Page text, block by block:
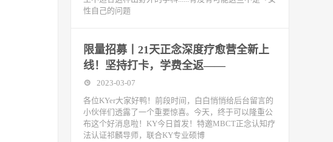
性自己的问题
限量招募丨21天正念深度疗愈营全新上
线！坚持打卡，学费全返——
2023-03-07
各位KYer大家好鸭！前段时间，白白悄悄给后台留言的
小伙伴们透露了一个重要惊喜。今天，终于可以隆重公
布这个好消息啦！KY今日首发！特邀MBCT正念认知疗
法认证祁麟导师，联合KY专业硕博